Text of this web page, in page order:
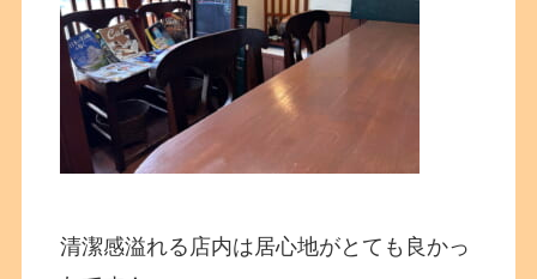
清潔感溢れる店内は居心地がとても良かっ